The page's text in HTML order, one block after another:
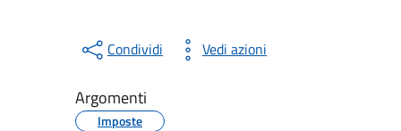
Condividi Vedi azioni
Argomenti
Imposte